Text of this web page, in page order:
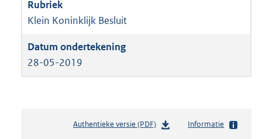
Klein Koninklijk Besluit
28-05-2019
Authentieke versie (PDF)b
Informatie